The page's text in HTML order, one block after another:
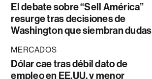
El debate sobre “Sell América”
resurge tras decisiones de
Washington que siembran dudas
MERCADOS
Dólar cae tras débil dato de
empleo en EE.UU. y menor